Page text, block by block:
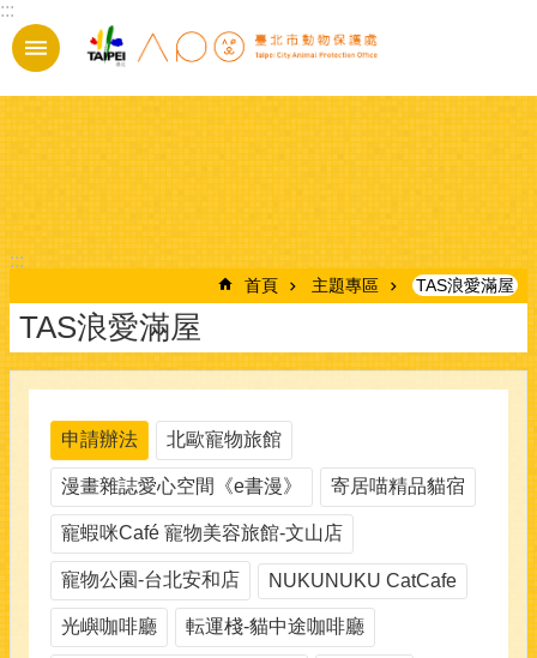
跳到主要內容區塊
:::
:::
首頁 主題專區 TAS浪愛滿屋
TAS浪愛滿屋
申請辦法 北歐寵物旅館
漫畫雜誌愛心空間《e書漫》 寄居喵精品貓宿
寵蝦咪Café 寵物美容旅館-文山店
寵物公園-台北安和店 NUKUNUKU CatCafe
光嶼咖啡廳 転運棧-貓中途咖啡廳